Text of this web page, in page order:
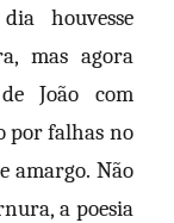
houvesse
mas agora
João com
por falhas no
amargo. Não
a poesia